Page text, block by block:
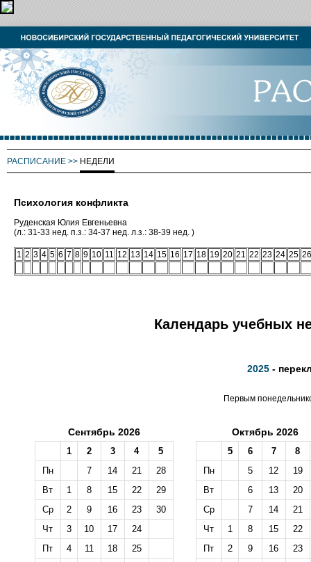
РАСПИСАНИЕ >> НЕДЕЛИ
Психология конфликта
Руденская Юлия Евгеньевна
(л.: 31-33 нед. п.з.: 34-37 нед. л.з.: 38-39 нед. )
1 2 3 4 5 6 7 8 9 10 11 12 13 14 15 16 17 18 19 20 21 22 23 24 25 26
Календарь учебных
2025 -
Первым
Сентябрь 2026
1 2 3 4
5
Пн
7 14 21
28
Вт
1 8 15 22
29
Ср
2 9 16 23
30
Чт
3 10 17
24
Пт
4 11 18
25
Октябрь 2026
5 6 7
8
Пн
5 12
19
Вт
6 13
20
Ср
7 14
21
Чт
1 8 15
22
Пт
2 9 16
23